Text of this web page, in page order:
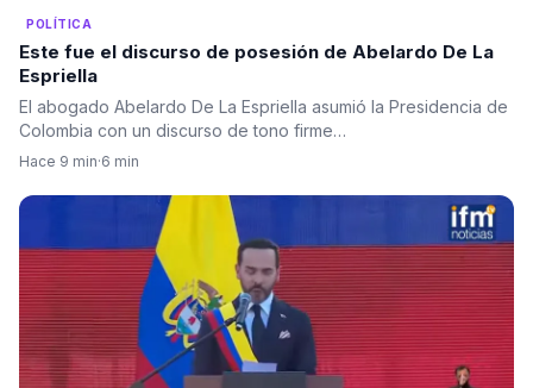
POLÍTICA
Este fue el discurso de posesión de Abelardo De La
Espriella
El abogado Abelardo De La Espriella asumió la Presidencia de
Colombia con un discurso de tono firme…
Hace 9 min·6 min